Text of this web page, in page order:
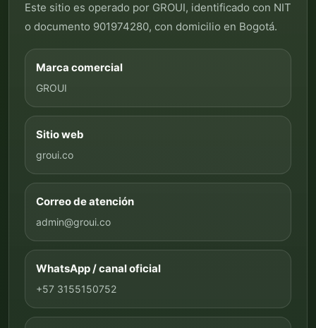
Este sitio es operado por GROUI, identificado con NIT
o documento 901974280, con domicilio en Bogotá.
Marca comercial
GROUI
Sitio web
groui.co
Correo de atención
admin@groui.co
WhatsApp / canal oficial
+57 3155150752